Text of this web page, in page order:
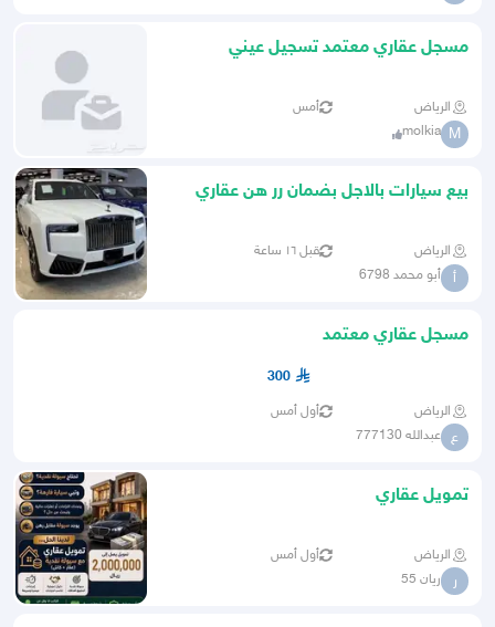
مسجل عقاري معتمد تسجيل عيني
الرياض أمس
M
molkia
بيع سيارات بالاجل بضمان رر هن عقاري
الرياض قبل ١٦ ساعة
أ أبو محمد 6798
مسجل عقاري معتمد
300
الرياض أول أمس
ع عبدالله 777130
تمويل عقاري
الرياض أول أمس
ر ريان 55